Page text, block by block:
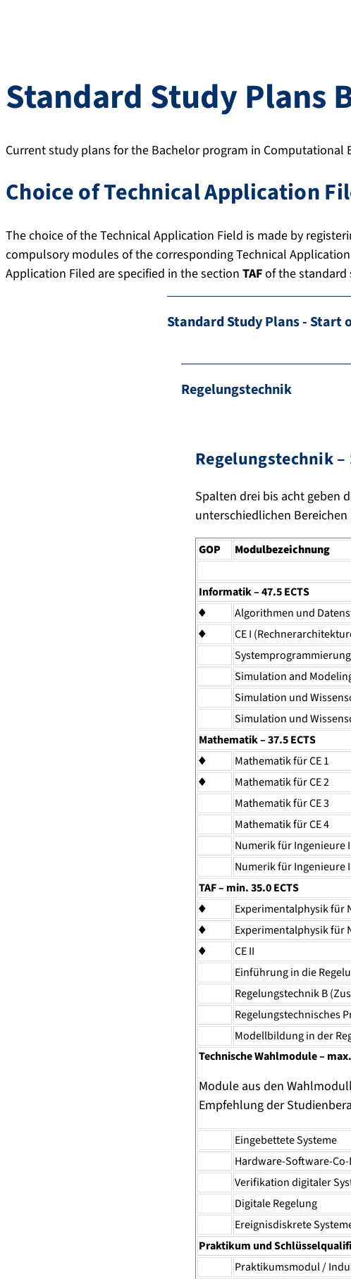
Standard Study Plans
Current study plans for the Bachelor program in Computational
Choice of Technical Application
The choice of the Technical Application Field is made by
compulsory modules of the corresponding Technical
Application Filed are specified in the section TAFof the standard
Standard Study Plans -
Regelungstechnik
Regelungstechnik
Spalten drei bis acht geben
unterschiedlichen
GOP Modulbezeichnung
Informatik – 47.5 ECTS
♦
Algorithmen und
♦
CE I
Systemprogrammierung
Simulation and
Simulation und
Simulation und
Mathematik – 37.5 ECTS
♦
Mathematik für CE 1
♦
Mathematik für CE 2
Mathematik für CE 3
Mathematik für CE 4
Numerik für Ingenieure I
Numerik für Ingenieure
TAF – min. 35.0 ECTS
♦
Experimentalphysik für
♦
Experimentalphysik für
♦
CE II
Einführung in die
Regelungstechnik B
Regelungstechnisches
Modellbildung in der
Technische Wahlmodule –
Module aus den
Empfehlung der
Eingebettete Systeme
Hardware-Software-Co-
Verifikation digitaler
Digitale Regelung
Ereignisdiskrete
Praktikum und
Praktikumsmodul /